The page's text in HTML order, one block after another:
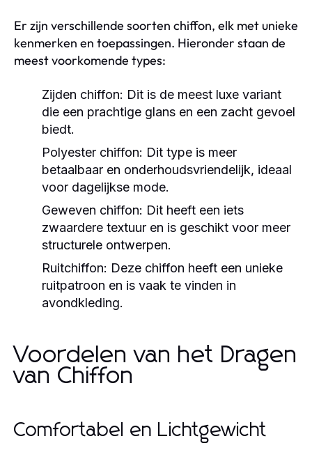
Er zijn verschillende soorten chiffon, elk met unieke
kenmerken en toepassingen. Hieronder staan de
meest voorkomende types:
Zijden chiffon: Dit is de meest luxe variant
die een prachtige glans en een zacht gevoel
biedt.
Polyester chiffon: Dit type is meer
betaalbaar en onderhoudsvriendelijk, ideaal
voor dagelijkse mode.
Geweven chiffon: Dit heeft een iets
zwaardere textuur en is geschikt voor meer
structurele ontwerpen.
Ruitchiffon: Deze chiffon heeft een unieke
ruitpatroon en is vaak te vinden in
avondkleding.
Voordelen van het Dragen
van Chiffon
Comfortabel en Lichtgewicht